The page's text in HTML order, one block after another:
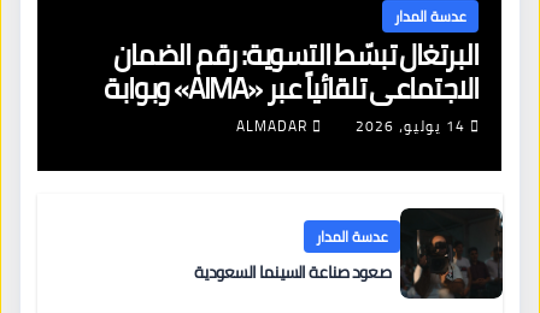
عدسة المدار
البرتغال تبسّط التسوية: رقم الضمان
الاجتماعي تلقائياً عبر «AIMA» وبوابة
جديدة لتجديد الإقامات
14 يوليو، 2026 ALMADAR
عدسة المدار
صعود صناعة السينما السعودية